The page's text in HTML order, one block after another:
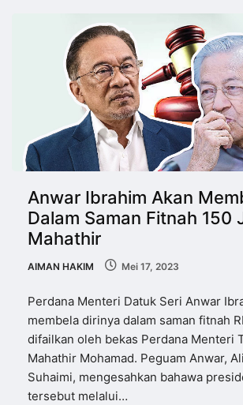
Anwar Ibrahim Akan
Dalam Saman Fitnah 150
Mahathir
AIMAN HAKIM Mei 17, 2023
Perdana Menteri Datuk Seri Anwar
membela dirinya dalam saman fitnah
difailkan oleh bekas Perdana Menteri
Mahathir Mohamad. Peguam Anwar,
Suhaimi, mengesahkan bahawa
tersebut melalui…